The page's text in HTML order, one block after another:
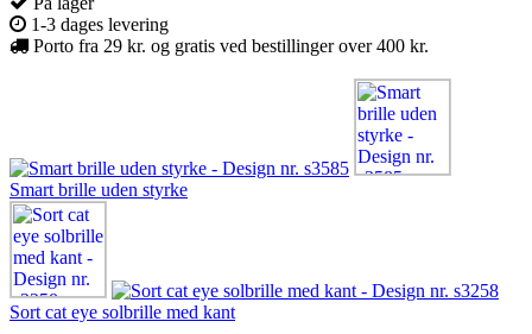
1-3 dages levering
Porto fra 29 kr. og gratis ved bestillinger over 400 kr.
Smart brille uden styrke
Sort cat eye solbrille med kant